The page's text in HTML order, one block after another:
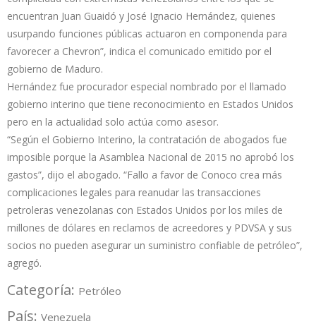
encuentran Juan Guaidó y José Ignacio Hernández, quienes
usurpando funciones públicas actuaron en componenda para
favorecer a Chevron”, indica el comunicado emitido por el
gobierno de Maduro.
Hernández fue procurador especial nombrado por el llamado
gobierno interino que tiene reconocimiento en Estados Unidos
pero en la actualidad solo actúa como asesor.
“Según el Gobierno Interino, la contratación de abogados fue
imposible porque la Asamblea Nacional de 2015 no aprobó los
gastos”, dijo el abogado. “Fallo a favor de Conoco crea más
complicaciones legales para reanudar las transacciones
petroleras venezolanas con Estados Unidos por los miles de
millones de dólares en reclamos de acreedores y PDVSA y sus
socios no pueden asegurar un suministro confiable de petróleo”,
agregó.
Categoría: Petróleo
País: Venezuela